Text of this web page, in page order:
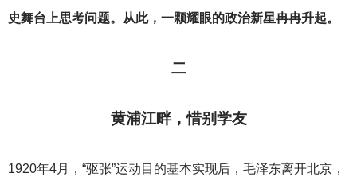
史舞台上思考问题。从此，一颗耀眼的政治新星冉冉升起。
二
黄浦江畔，惜别学友
1920年4月，“驱张”运动目的基本实现后，毛泽东离开北京，